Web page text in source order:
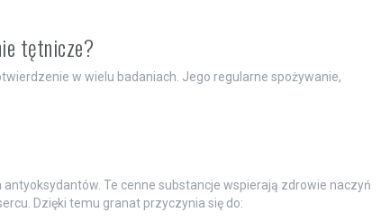
tętnicze?
w wielu badaniach. Jego regularne spożywanie,
Te cenne substancje wspierają zdrowie naczyń
Dzięki temu granat przyczynia się do: